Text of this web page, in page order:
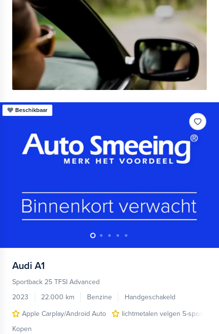
Beschikbaar
Audi A1
Sportback 25 TFSI Advanced
2023
22.000 km Benzine
Handgeschakeld
Apple Carplay/Android Auto
lichtmetalen velgen 5-spaaks
Kopen